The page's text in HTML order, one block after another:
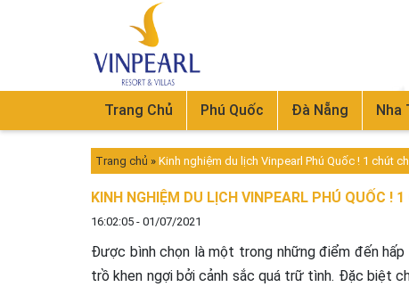
Trang Chủ Phú Quốc Đà Nẵng Nha
Trang chủ » Kinh nghiệm du lịch Vinpearl Phú Quốc ! 1 chút
KINH NGHIỆM DU LỊCH VINPEARL PHÚ QUỐC !
16:02:05 - 01/07/2021
Được bình chọn là một trong những điểm đến
trồ khen ngợi bởi cảnh sắc quá trữ tình. Đặc biệt